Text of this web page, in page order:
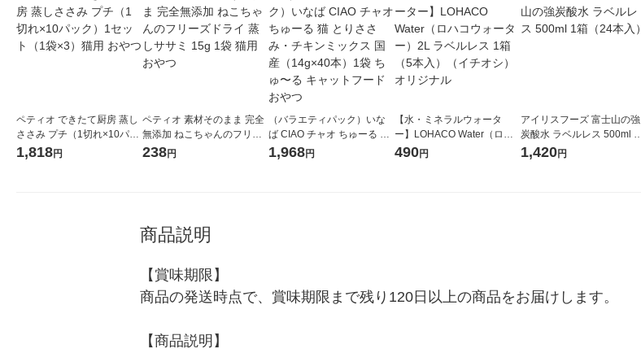
ペティオ できたて厨房 蒸し
ささみ プチ（1切れ×10パッ
ク）1セット（1袋×3）猫用
おやつ
1,818円
ペティオ 素材そのまま 完全
無添加 ねこちゃんのフリー
ズドライ 蒸しササミ 15g 1
238円
（バラエティパック）いな
ば CIAO チャオ ちゅーる 猫
とりささみ・チキンミック
ス 国産（14g×40本）1袋 ち
1,968円
【水・ミネラルウォータ
ー】LOHACO Water（ロハ
コウォーター）2L ラベルレ
490円
アイリスフーズ 富士山の強
炭酸水 ラベルレス 500ml 1
箱（24本入）
1,420円
商品説明
【賞味期限】
商品の発送時点で、賞味期限まで残り120日以上の商品をお届けします。
【商品説明】